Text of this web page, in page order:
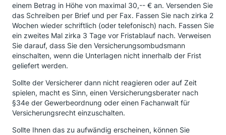
einem Betrag in Höhe von maximal 30,-- € an. Versenden Sie
das Schreiben per Brief und per Fax. Fassen Sie nach zirka 2
Wochen wieder schriftlich (oder telefonisch) nach. Fassen Sie
ein zweites Mal zirka 3 Tage vor Fristablauf nach. Verweisen
Sie darauf, dass Sie den Versicherungsombudsmann
einschalten, wenn die Unterlagen nicht innerhalb der Frist
geliefert werden.
Sollte der Versicherer dann nicht reagieren oder auf Zeit
spielen, macht es Sinn, einen Versicherungsberater nach
§34e der Gewerbeordnung oder einen Fachanwalt für
Versicherungsrecht einzuschalten.
Sollte Ihnen das zu aufwändig erscheinen, können Sie